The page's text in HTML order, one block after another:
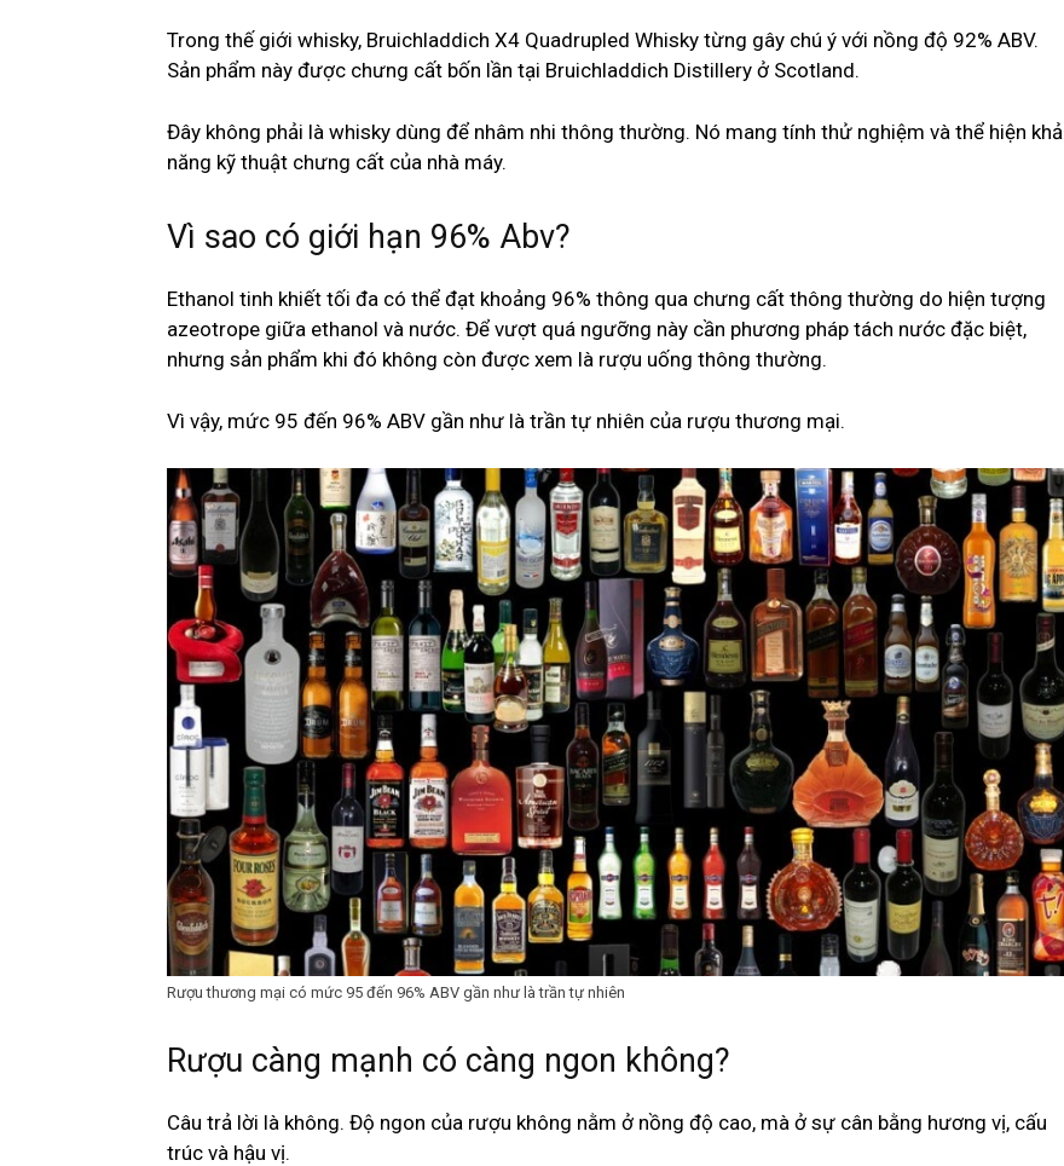
Trong thế giới whisky, Bruichladdich X4 Quadrupled Whisky từng gây chú ý với nồng độ 92% ABV.
Sản phẩm này được chưng cất bốn lần tại Bruichladdich Distillery ở Scotland.
Đây không phải là whisky dùng để nhâm nhi thông thường. Nó mang tính thử nghiệm và thể hiện khả
năng kỹ thuật chưng cất của nhà máy.
Vì sao có giới hạn 96% Abv?
Ethanol tinh khiết tối đa có thể đạt khoảng 96% thông qua chưng cất thông thường do hiện tượng
azeotrope giữa ethanol và nước. Để vượt quá ngưỡng này cần phương pháp tách nước đặc biệt,
nhưng sản phẩm khi đó không còn được xem là rượu uống thông thường.
Vì vậy, mức 95 đến 96% ABV gần như là trần tự nhiên của rượu thương mại.
Rượu thương mại có mức 95 đến 96% ABV gần như là trần tự nhiên
Rượu càng mạnh có càng ngon không?
Câu trả lời là không. Độ ngon của rượu không nằm ở nồng độ cao, mà ở sự cân bằng hương vị, cấu
trúc và hậu vị.